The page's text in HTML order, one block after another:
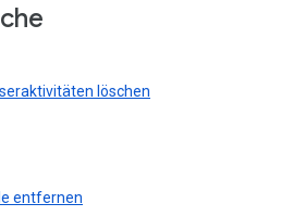
löschen
entfernen